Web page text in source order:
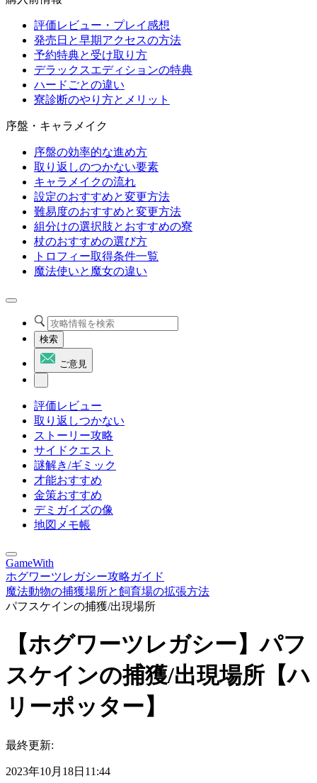
評価レビュー・プレイ感想
発売日と早期アクセスの方法
予約特典と受け取り方
デラックスエディションの特典
ハードごとの違い
寮診断のやり方とメリット
序盤・キャラメイク
序盤の効率的な進め方
取り返しのつかない要素
キャラメイクの流れ
設定のおすすめと変更方法
難易度のおすすめと変更方法
組分けの選択肢とおすすめの寮
杖のおすすめの選び方
トロフィー取得条件一覧
魔法使いと魔女の違い
検索
ご意見
評価レビュー
取り返しつかない
ストーリー攻略
サイドクエスト
謎解き/ギミック
才能おすすめ
金策おすすめ
デミガイズの像
地図メモ帳
GameWith
ホグワーツレガシー攻略ガイド
魔法動物の捕獲場所と飼育場の拡張方法
パフスケインの捕獲/出現場所
【ホグワーツレガシー】パフ
スケインの捕獲/出現場所【ハ
リーポッター】
最終更新:
2023年10月18日11:44